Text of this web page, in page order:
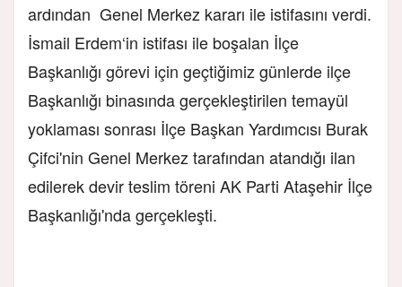
ardından Genel Merkez kararı ile istifasını verdi.
İsmail Erdem‘in istifası ile boşalan İlçe
Başkanlığı görevi için geçtiğimiz günlerde ilçe
Başkanlığı binasında gerçekleştirilen temayül
yoklaması sonrası İlçe Başkan Yardımcısı Burak
Çifci'nin Genel Merkez tarafından atandığı ilan
edilerek devir teslim töreni AK Parti Ataşehir İlçe
Başkanlığı'nda gerçekleşti.